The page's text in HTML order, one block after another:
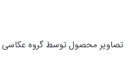
تصاویر محصول توسط گروه عکاسی